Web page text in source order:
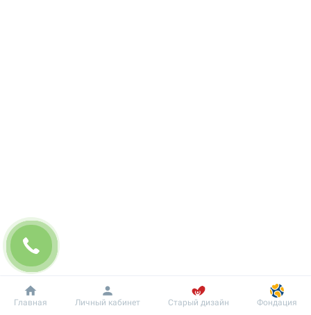
Добробут Информация Пациенту
Главная Личный кабинет Старый дизайн Фондация